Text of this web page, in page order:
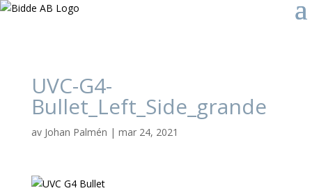
UVC-G4-
Bullet_Left_Side_grande
av Johan Palmén | mar 24, 2021